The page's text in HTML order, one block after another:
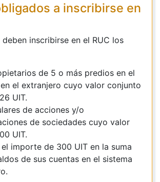
a inscribirse en
deben inscribirse en el RUC los
de 5 o más predios en el
el extranjero cuyo valor conjunto
UIT.
de acciones y/o
de sociedades cuyo valor
UIT.
el importe de 300 UIT en la suma
de sus cuentas en el sistema